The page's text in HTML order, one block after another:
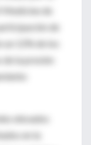
de
de
12% de los
la presión
elevados
en la